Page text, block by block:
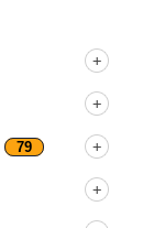
79